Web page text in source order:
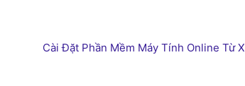
Cài Đặt Phần Mềm Máy Tính Online Từ